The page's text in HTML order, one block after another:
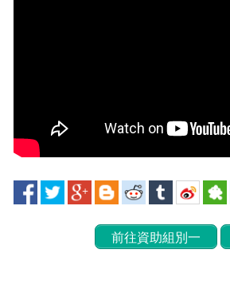
前往資助組別一